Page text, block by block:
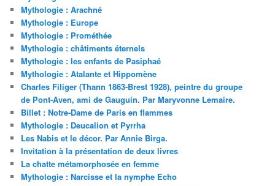
Mythologie : Arachné
Mythologie : Europe
Mythologie : Prométhée
Mythologie : châtiments éternels
Mythologie : les enfants de Pasiphaé
Mythologie : Atalante et Hippomène
Charles Filiger (Thann 1863-Brest 1928), peintre du groupe
de Pont-Aven, ami de Gauguin. Par Maryvonne Lemaire.
Billet : Notre-Dame de Paris en flammes
Mythologie : Deucalion et Pyrrha
Les Nabis et le décor. Par Annie Birga.
Invitation à la présentation de deux livres
La chatte métamorphosée en femme
Mythologie : Narcisse et la nymphe Echo